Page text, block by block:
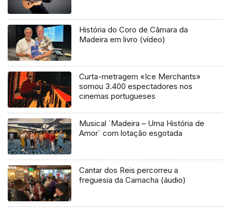
História do Coro de Câmara da
Madeira em livro (vídeo)
Curta-metragem «Ice Merchants»
somou 3.400 espectadores nos
cinemas portugueses
Musical `Madeira – Uma História de
Amor` com lotação esgotada
Cantar dos Reis percorreu a
freguesia da Camacha (áudio)